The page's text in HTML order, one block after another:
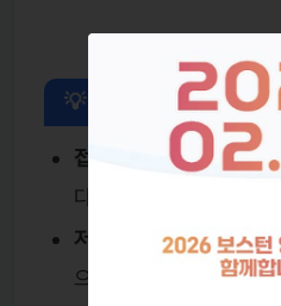
💡 참가 팁 및 유의 사항
접수 마감 주의: 마감일
다.
저온 날씨 대비:2월 말
으므로 기능성 이너 +